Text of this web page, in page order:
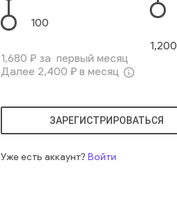
100
1,680 ₽ за первый месяц
Далее 2,400 ₽ в месяц info_outline
1,200
ЗАРЕГИСТРИРОВАТЬСЯ
Уже есть аккаунт? Войти